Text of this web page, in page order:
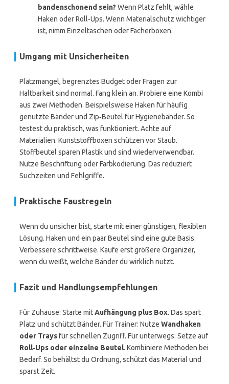
bandenschonend sein? Wenn Platz fehlt, wähle
Haken oder Roll‑Ups. Wenn Materialschutz wichtiger
ist, nimm Einzeltaschen oder Fächerboxen.
Umgang mit Unsicherheiten
Platzmangel, begrenztes Budget oder Fragen zur
Haltbarkeit sind normal. Fang klein an. Probiere eine Kombi
aus zwei Methoden. Beispielsweise Haken für häufig
genutzte Bänder und Zip‑Beutel für Hygienebänder. So
testest du praktisch, was funktioniert. Achte auf
Materialien. Kunststoffboxen schützen vor Staub.
Stoffbeutel sparen Plastik und sind wiederverwendbar.
Nutze Beschriftung oder Farbkodierung. Das reduziert
Suchzeiten und Fehlgriffe.
Praktische Faustregeln
Wenn du unsicher bist, starte mit einer günstigen, flexiblen
Lösung. Haken und ein paar Beutel sind eine gute Basis.
Verbessere schrittweise. Kaufe erst größere Organizer,
wenn du weißt, welche Bänder du wirklich nutzt.
Fazit und Handlungsempfehlungen
Für Zuhause: Starte mitAufhängung plus Box. Das spart
Platz und schützt Bänder. Für Trainer: Nutze Wandhaken
oder Traysfür schnellen Zugriff. Für unterwegs: Setze auf
Roll‑Ups oder einzelne Beutel. Kombiniere Methoden bei
Bedarf. So behältst du Ordnung, schützt das Material und
sparst Zeit.